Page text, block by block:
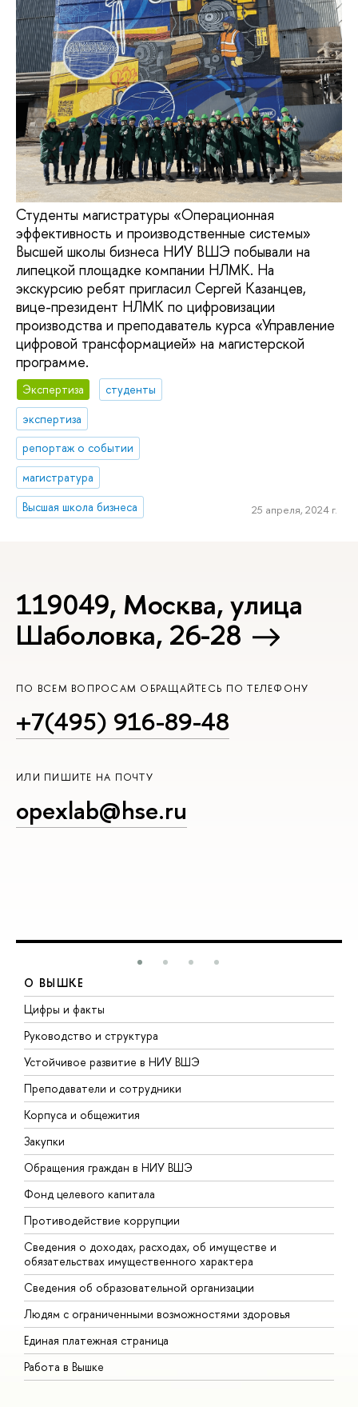
Студенты магистратуры «Операционная
эффективность и производственные системы»
Высшей школы бизнеса НИУ ВШЭ побывали на
липецкой площадке компании НЛМК. На
экскурсию ребят пригласил Сергей Казанцев,
вице-президент НЛМК по цифровизации
производства и преподаватель курса «Управление
цифровой трансформацией» на магистерской
программе.
Экспертиза
студенты
экспертиза
репортаж о событии
магистратура
Высшая школа бизнеса
25 апреля, 2024 г.
119049, Москва, улица
Шаболовка, 26-28
ПО ВСЕМ ВОПРОСАМ ОБРАЩАЙТЕСЬ ПО ТЕЛЕФОНУ
+7(495) 916-89-48
ИЛИ ПИШИТЕ НА ПОЧТУ
opexlab@hse.ru
О ВЫШКЕ
Цифры и факты
Руководство и структура
Устойчивое развитие в НИУ ВШЭ
Преподаватели и сотрудники
Корпуса и общежития
Закупки
Обращения граждан в НИУ ВШЭ
Фонд целевого капитала
Противодействие коррупции
Сведения о доходах, расходах, об имуществе и
обязательствах имущественного характера
Сведения об образовательной организации
Людям с ограниченными возможностями здоровья
Единая платежная страница
Работа в Вышке